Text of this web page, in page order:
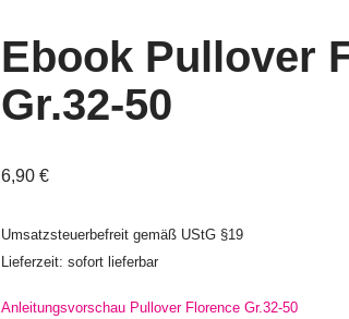
Ebook Pullover
Gr.32-50
6,90 €
Umsatzsteuerbefreit gemäß UStG §19
Lieferzeit: sofort lieferbar
Anleitungsvorschau Pullover Florence Gr.32-50